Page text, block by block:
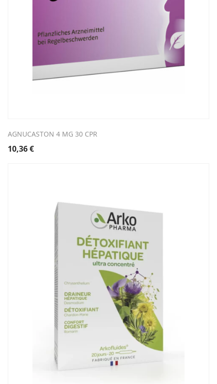
AGNUCASTON 4 MG 30 CPR
10,36€